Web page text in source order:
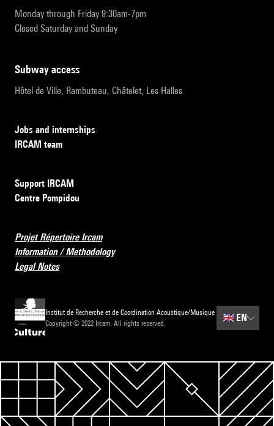
Monday through Friday 9:30am-7pm
Closed Saturday and Sunday
subway access
Hôtel de Ville, Rambuteau, Châtelet, Les Halles
Jobs and internships
IRCAM team
Support IRCAM
Centre Pompidou
Projet Répertoire Ircam
Information / Methodology
Legal Notes
Institut de Recherche et de Coordination Acoustique/Musique
Copyright © 2022 Ircam. All rights reserved.
🇬🇧 EN